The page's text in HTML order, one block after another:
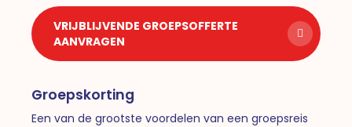
VRIJBLIJVENDE GROEPSOFFERTE
AANVRAGEN
Groepskorting
Een van de grootste voordelen van een groepsreis